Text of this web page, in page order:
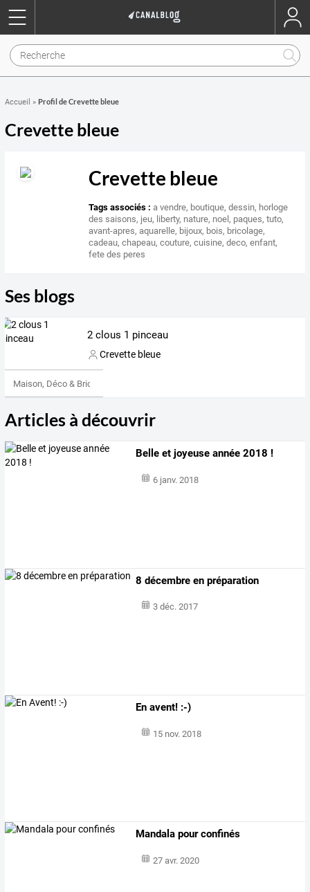
Accueil » Profil de Crevette bleue
Crevette bleue
Crevette bleue
Tags associés : a vendre, boutique,dessin, horloge
des saisons, jeu, liberty, nature, noel, paques,tuto,
avant-apres,aquarelle, bijoux, bois, bricolage,
cadeau,chapeau,couture,cuisine,deco,enfant,
fete des peres
Ses blogs
2 clous 1 pinceau
Crevette bleue
Maison, Déco & Bricolage
Articles à découvrir
Belle et joyeuse année 2018 !
6 janv. 2018
8 décembre en préparation
3 déc. 2017
En avent! :-)
15 nov. 2018
Mandala pour confinés
27 avr. 2020